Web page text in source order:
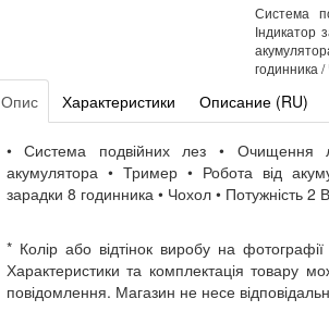
Система
Індикатор
годинника
Опис Характеристики Описание (RU)
• Система подвійних лез • Очищення
акумулятора • Тример • Робота від
зарадки 8 годинника • Чохол • Потужність 2
* Колір або відтінок виробу на
Характеристики та комплектація товару
повідомлення. Магазин не несе